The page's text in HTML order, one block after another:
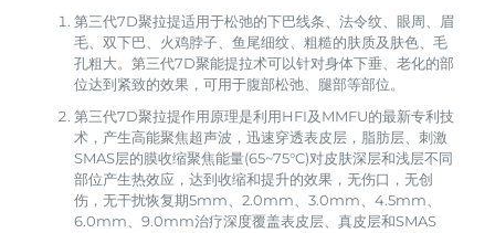
第三代7D聚拉提适用于松弛的下巴线条、法令纹、眼周、眉
毛、双下巴、火鸡脖子、鱼尾细纹、粗糙的肤质及肤色、毛
孔粗大。第三代7D聚能提拉术可以针对身体下垂、老化的部
位达到紧致的效果，可用于腹部松弛、腿部等部位。
第三代7D聚拉提作用原理是利用HFI及MMFU的最新专利技
术，产生高能聚焦超声波，迅速穿透表皮层，脂肪层、刺激
SMAS层的膜收缩聚焦能量(65~75°C)对皮肤深层和浅层不同
部位产生热效应，达到收缩和提升的效果，无伤口，无创
伤，无干扰恢复期5mm、2.0mm、3.0mm、4.5mm、
6.0mm、9.0mm治疗深度覆盖表皮层、真皮层和SMAS